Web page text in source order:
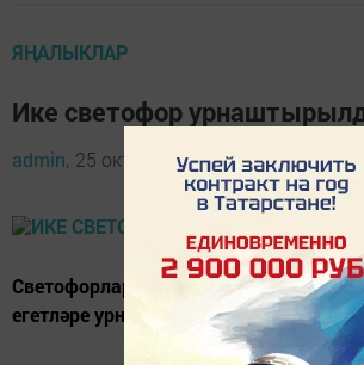
ЯҢАЛЫКЛАР
Ике светофор
admin, 25 октябрь 2021 - 10:26
Светофорларны Казан шәһәренең
егетләре урнаштырды.